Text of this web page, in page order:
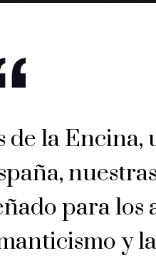
la Encina,
para los
y